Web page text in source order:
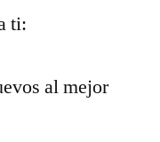
ti:
al mejor